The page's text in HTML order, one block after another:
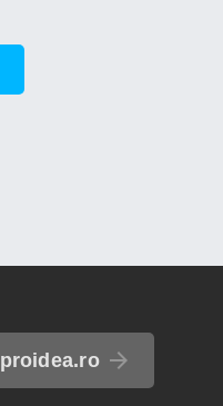
proidea.ro